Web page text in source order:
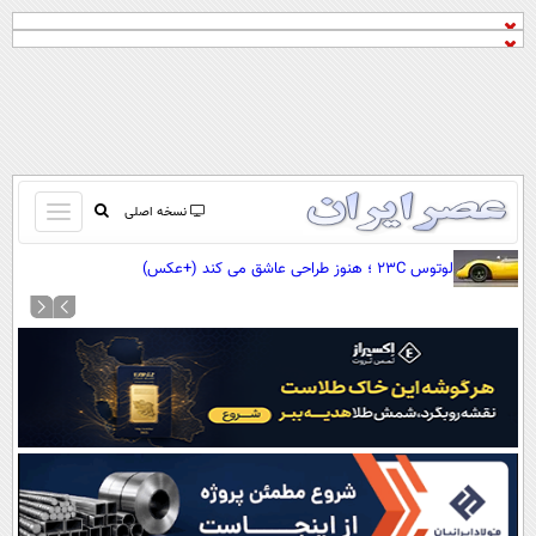
نسخه اصلی
باز
و
کردن
صفحه اول
آرشیو
نظرسنجی
آب و هوا
اوقات شرعی
پیوند ها
سواد زندگی
لوتوس 23C ؛ هنوز طراحی عاشق می کند (+عکس)